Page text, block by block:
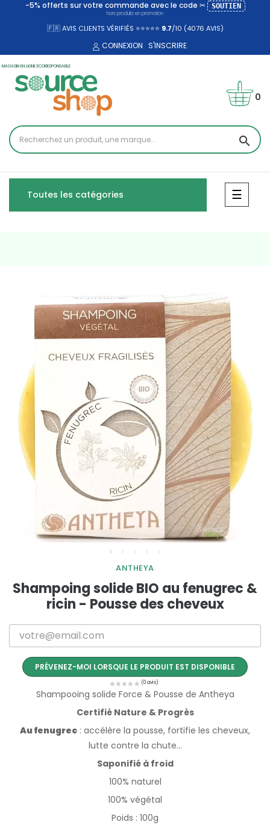
-5% offerts sur votre commande avec le code ✂ SOUTIEN
hors produits en promotion
🇫🇷 AVIS CLIENTS VÉRIFIÉS ⭐⭐⭐⭐⭐ 9.7/10 (4076 AVIS)
CONNEXION S'INSCRIRE
MAGASIN EN LIGNE ÉCORESPONSABLE
search
0
Toutes les catégories ☰
ANTHEYA
Shampoing solide BIO au fenugrec &
ricin - Pousse des cheveux
PRÉVENEZ-MOI LORSQUE LE PRODUIT EST DISPONIBLE
Shampooing solide Force & Pousse de Antheya
Certifié Nature & Progrès
Au fenugrec : accélère la pousse, fortifie les cheveux,
lutte contre la chute...
Saponifié à froid
100% naturel
100% végétal
Poids : 100g